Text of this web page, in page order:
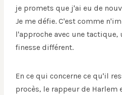
je promets que j'ai eu de
Je me défie. C'est comme
l'approche avec une tactique,
finesse différent.
En ce qui concerne ce qu'il
procès, le rappeur de Harlem